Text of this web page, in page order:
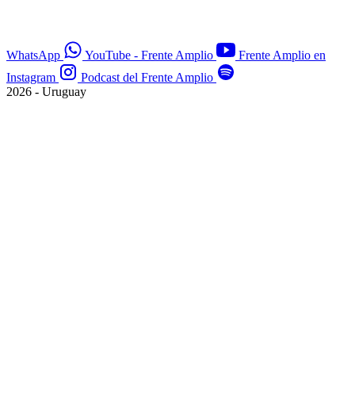
WhatsApp YouTube - Frente Amplio
Frente Amplio en
Instagram
Podcast del Frente Amplio
2026 - Uruguay